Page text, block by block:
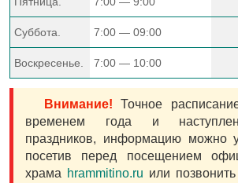
Суббота. 7:00 — 09:00
Воскресенье. 7:00 — 10:00
Внимание! Точное
временем года и
праздников, информацию можно
посетив перед посещением
храма hrammitino.ru или